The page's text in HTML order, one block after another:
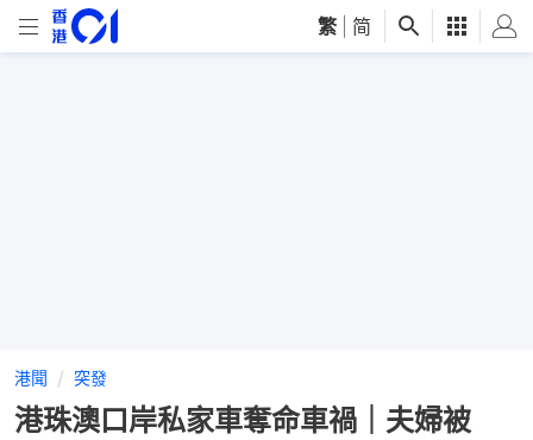
繁 简
港聞 突發
港珠澳口岸私家車奪命車禍｜夫婦被